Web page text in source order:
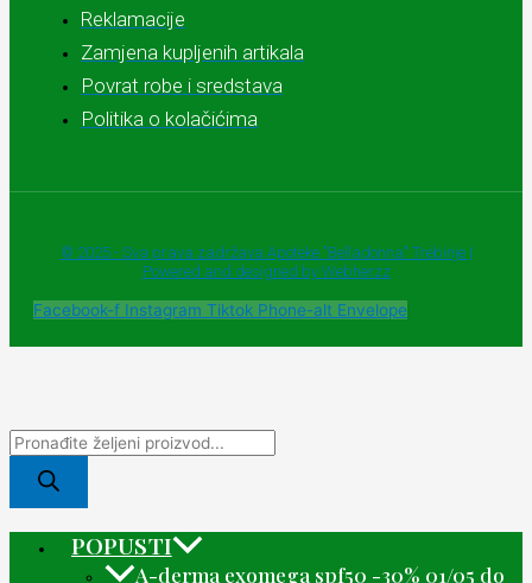
Reklamacije
Zamjena kupljenih artikala
Povrat robe i sredstava
Politika o kolačićima
© 2025 - Sva prava zadržava Apoteke "Belladonna" Trebinje |
Powered and designed by Webherzz
Facebook-f Instagram Tiktok Phone-alt Envelope
POPUSTI
A-derma exomega spf50 -30% 01/05 do